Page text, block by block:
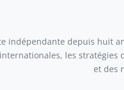
indépendante depuis huit
les
et des